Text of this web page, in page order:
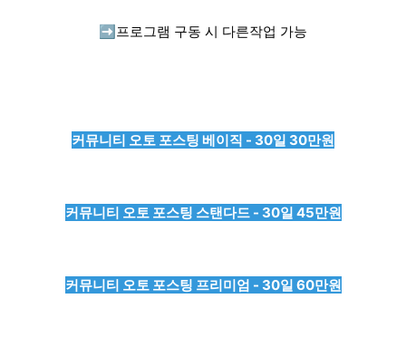
➡️ 프로그램 구동 시 다른작업 가능
커뮤니티 오토 포스팅 베이직 - 30일 30만원
커뮤니티 오토 포스팅 스탠다드 - 30일 45만원
커뮤니티 오토 포스팅 프리미엄 - 30일 60만원